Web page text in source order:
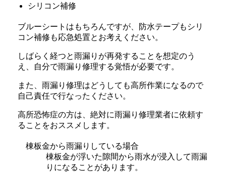
シリコン補修
ブルーシートはもちろんですが、防水テープもシリ
コン補修も応急処置とお考えください。
しばらく経つと雨漏りが再発することを想定のう
え、自分で雨漏り修理する覚悟が必要です。
また、雨漏り修理はどうしても高所作業になるので
自己責任で行なったください。
高所恐怖症の方は、絶対に雨漏り修理業者に依頼す
ることをおススメします。
棟板金から雨漏りしている場合
棟板金が浮いた隙間から雨水が浸入して雨漏
りになることがあります。